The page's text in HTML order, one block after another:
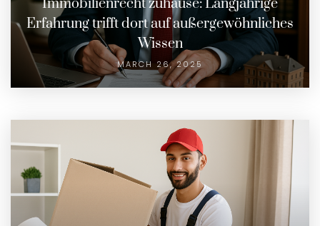
Immobilienrecht zuhause: Langjährige
Erfahrung trifft dort auf außergewöhnliches
Wissen
MARCH 26, 2025